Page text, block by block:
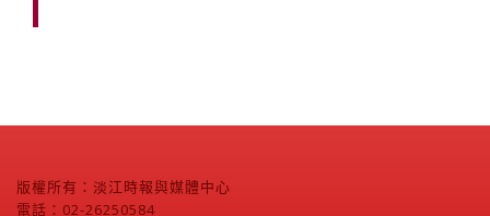
版權所有：淡江時報與媒體中心
電話：02-26250584